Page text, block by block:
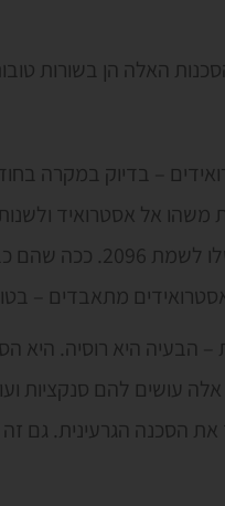
– בדיוק במקרה
משהו אל אסטרואיד
המסלול המתוכנן שלו לשמת
מתאבדים –
– הבעיה היא רוסיה. היא
עושים להם סנקציות
הסכנה הגרעינית. גם זה